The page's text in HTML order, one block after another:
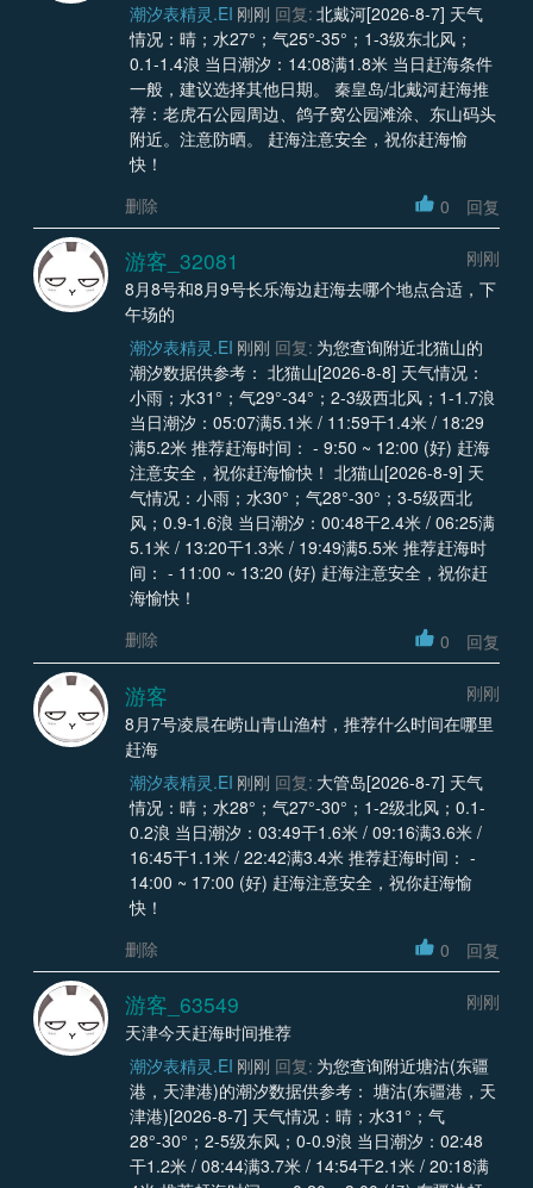
潮汐表精灵.EI 刚刚 回复: 北戴河[2026-8-7] 天气
情况：晴；水27°；气25°-35°；1-3级东北风；
0.1-1.4浪 当日潮汐：14:08满1.8米 当日赶海条件
一般，建议选择其他日期。 秦皇岛/北戴河赶海推
荐：老虎石公园周边、鸽子窝公园滩涂、东山码头
附近。注意防晒。 赶海注意安全，祝你赶海愉
快！
删除
0 回复
游客_32081
刚刚
8月8号和8月9号长乐海边赶海去哪个地点合适，下
午场的
潮汐表精灵.EI 刚刚 回复: 为您查询附近北猫山的
潮汐数据供参考： 北猫山[2026-8-8] 天气情况：
小雨；水31°；气29°-34°；2-3级西北风；1-1.7浪
当日潮汐：05:07满5.1米 / 11:59干1.4米 / 18:29
满5.2米 推荐赶海时间： - 9:50 ~ 12:00 (好) 赶海
注意安全，祝你赶海愉快！ 北猫山[2026-8-9] 天
气情况：小雨；水30°；气28°-30°；3-5级西北
风；0.9-1.6浪 当日潮汐：00:48干2.4米 / 06:25满
5.1米 / 13:20干1.3米 / 19:49满5.5米 推荐赶海时
间： - 11:00 ~ 13:20 (好) 赶海注意安全，祝你赶
海愉快！
删除
0 回复
游客
刚刚
8月7号凌晨在崂山青山渔村，推荐什么时间在哪里
赶海
潮汐表精灵.EI 刚刚 回复: 大管岛[2026-8-7] 天气
情况：晴；水28°；气27°-30°；1-2级北风；0.1-
0.2浪 当日潮汐：03:49干1.6米 / 09:16满3.6米 /
16:45干1.1米 / 22:42满3.4米 推荐赶海时间： -
14:00 ~ 17:00 (好) 赶海注意安全，祝你赶海愉
快！
删除
0 回复
游客_63549
刚刚
天津今天赶海时间推荐
潮汐表精灵.EI 刚刚 回复: 为您查询附近塘沽(东疆
港，天津港)的潮汐数据供参考： 塘沽(东疆港，天
津港)[2026-8-7] 天气情况：晴；水31°；气
28°-30°；2-5级东风；0-0.9浪 当日潮汐：02:48
干1.2米 / 08:44满3.7米 / 14:54干2.1米 / 20:18满